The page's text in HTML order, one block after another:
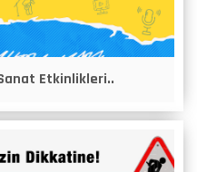
Etkinlikleri..